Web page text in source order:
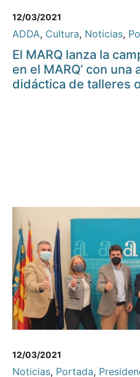
12/03/2021
ADDA, Cultura, Noticias,
El MARQ lanza la
en el MARQ’ con
didáctica de talleres
12/03/2021
Noticias, Portada,